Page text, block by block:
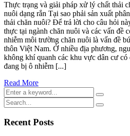
Thực trạng và giải pháp xử lý chất thải
nuôi dạng rắn Tại sao phải sản xuất
thải chăn nuôi? Để trả lời cho câu hỏi
thực tại ngành chăn nuôi và các vấn đề
nhiễm môi trường chăn nuôi là vấn đề
thôn Việt Nam. Ở nhiều địa phương,
không khí quanh các khu vực dân cư có
đang bị ô nhiễm [...]
Read More
Recent Posts